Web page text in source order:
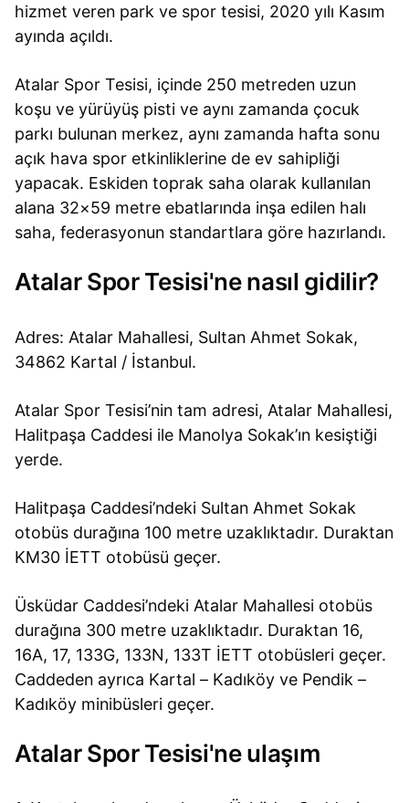
hizmet veren park ve spor tesisi, 2020 yılı Kasım
ayında açıldı.
Atalar Spor Tesisi, içinde 250 metreden uzun
koşu ve yürüyüş pisti ve aynı zamanda çocuk
parkı bulunan merkez, aynı zamanda hafta sonu
açık hava spor etkinliklerine de ev sahipliği
yapacak. Eskiden toprak saha olarak kullanılan
alana 32×59 metre ebatlarında inşa edilen halı
saha, federasyonun standartlara göre hazırlandı.
Atalar Spor Tesisi'ne nasıl gidilir?
Adres: Atalar Mahallesi, Sultan Ahmet Sokak,
34862 Kartal / İstanbul.
Atalar Spor Tesisi’nin tam adresi, Atalar Mahallesi,
Halitpaşa Caddesi ile Manolya Sokak’ın kesiştiği
yerde.
Halitpaşa Caddesi’ndeki Sultan Ahmet Sokak
otobüs durağına 100 metre uzaklıktadır. Duraktan
KM30 İETT otobüsü geçer.
Üsküdar Caddesi’ndeki Atalar Mahallesi otobüs
durağına 300 metre uzaklıktadır. Duraktan 16,
16A, 17, 133G, 133N, 133T İETT otobüsleri geçer.
Caddeden ayrıca Kartal – Kadıköy ve Pendik –
Kadıköy minibüsleri geçer.
Atalar Spor Tesisi'ne ulaşım